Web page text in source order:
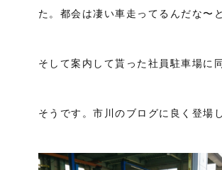
た。都会は凄い車走ってるんだな〜
そして案内して貰った社員駐車場に
そうです。市川のブログに良く登場